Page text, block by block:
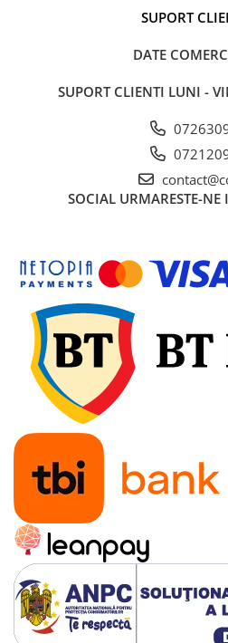
SUPORT
DATE
SUPORT CLIENTI LUNI -
SOCIAL URMARESTE-